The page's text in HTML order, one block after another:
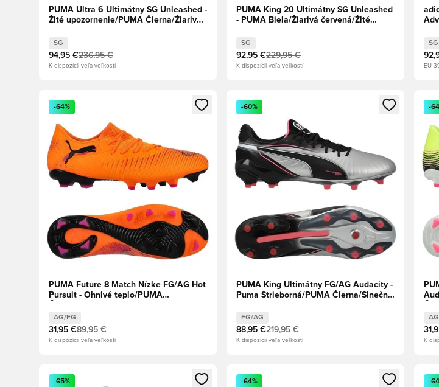
PUMA Ultra 6 Ultimátny SG Unleashed -
Žlté upozornenie/PUMA Čierna/Žiarivá
SG
94,95 €236,95 €
K dispozícii veľa veľkostí
PUMA King 20 Ultimátny SG Unleashed
- PUMA Biela/Žiarivá červená/Žlté
SG
92,95 €229,95 €
K dispozícii veľa veľkostí
SG
EU
Otvorí modál na prihlásenie alebo registráciu ako člen
-64%
PUMA Future 8 Match Nízke FG/AG Hot
Pursuit - Ohnivé teplo/PUMA
AG/FG
31,95 €89,95 €
K dispozícii veľa veľkostí
Otvorí modál na prihlásenie alebo registráciu ako
-60%
PUMA King Ultimátny FG/AG Audacity -
Puma Strieborná/PUMA Čierna/Slnečný
FG/AG
88,95 €219,95 €
K dispozícii veľa veľkostí
-
K
Otvorí modál na prihlásenie alebo registráciu ako člen
-65%
Otvorí modál na prihlásenie alebo registráciu ako
-64% -